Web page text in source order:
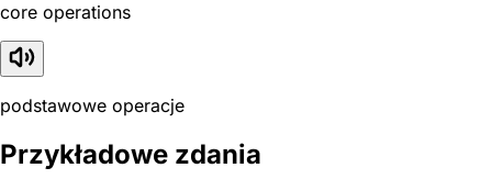
core operations
podstawowe operacje
Przykładowe zdania